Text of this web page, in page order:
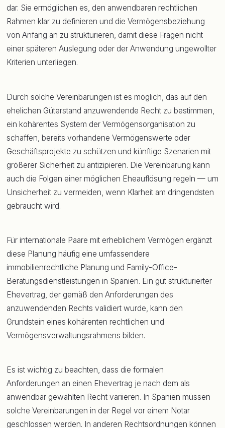
dar. Sie ermöglichen es, den anwendbaren rechtlichen
Rahmen klar zu definieren und die Vermögensbeziehung
von Anfang an zu strukturieren, damit diese Fragen nicht
einer späteren Auslegung oder der Anwendung ungewollter
Kriterien unterliegen.
Durch solche Vereinbarungen ist es möglich, das auf den
ehelichen Güterstand anzuwendende Recht zu bestimmen,
ein kohärentes System der Vermögensorganisation zu
schaffen, bereits vorhandene Vermögenswerte oder
Geschäftsprojekte zu schützen und künftige Szenarien mit
größerer Sicherheit zu antizipieren. Die Vereinbarung kann
auch die Folgen einer möglichen Eheauflösung regeln — um
Unsicherheit zu vermeiden, wenn Klarheit am dringendsten
gebraucht wird.
Für internationale Paare mit erheblichem Vermögen ergänzt
diese Planung häufig eine umfassendere
immobilienrechtliche Planung und Family-Office-
Beratungsdienstleistungen in Spanien. Ein gut strukturierter
Ehevertrag, der gemäß den Anforderungen des
anzuwendenden Rechts validiert wurde, kann den
Grundstein eines kohärenten rechtlichen und
Vermögensverwaltungsrahmens bilden.
Es ist wichtig zu beachten, dass die formalen
Anforderungen an einen Ehevertrag je nach dem als
anwendbar gewählten Recht variieren. In Spanien müssen
solche Vereinbarungen in der Regel vor einem Notar
geschlossen werden. In anderen Rechtsordnungen können